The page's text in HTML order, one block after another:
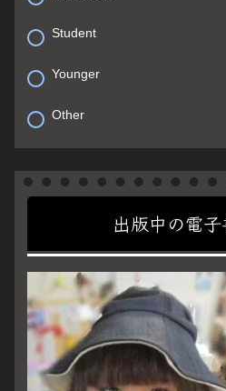
Student
Younger
Other
出版中の電